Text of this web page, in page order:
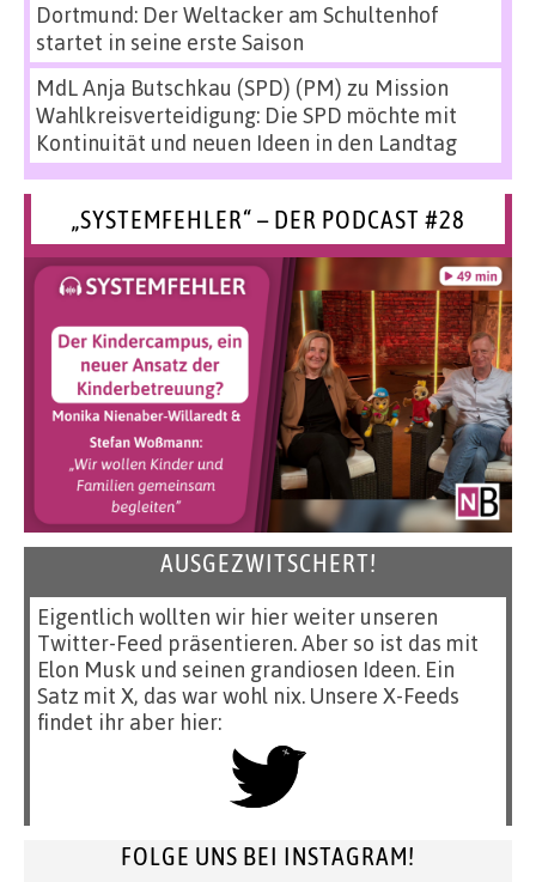
Dortmund: Der Weltacker am Schultenhof
startet in seine erste Saison
MdL Anja Butschkau (SPD) (PM) zu Mission
Wahlkreisverteidigung: Die SPD möchte mit
Kontinuität und neuen Ideen in den Landtag
„SYSTEMFEHLER“ – DER PODCAST #28
AUSGEZWITSCHERT!
Eigentlich wollten wir hier weiter unseren
Twitter-Feed präsentieren. Aber so ist das mit
Elon Musk und seinen grandiosen Ideen. Ein
Satz mit X, das war wohl nix. Unsere X-Feeds
findet ihr aber hier:
FOLGE UNS BEI INSTAGRAM!